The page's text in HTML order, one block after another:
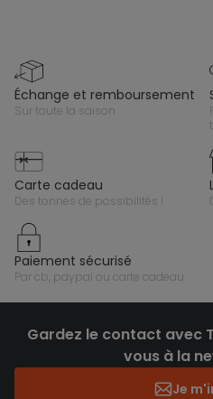
échange et remboursement
sur toute la saison
par
carte cadeau
des tonnes de possibilités !
paiement sécurisé
par cb, paypal ou carte cadeau
Gardez le contact avec
vous à la
Je